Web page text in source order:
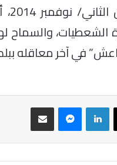
الشعطيات، والسماح
في آخر معاقله ببلدة
‫X لينكدإن ماسنجر مشاركة عبر البريد